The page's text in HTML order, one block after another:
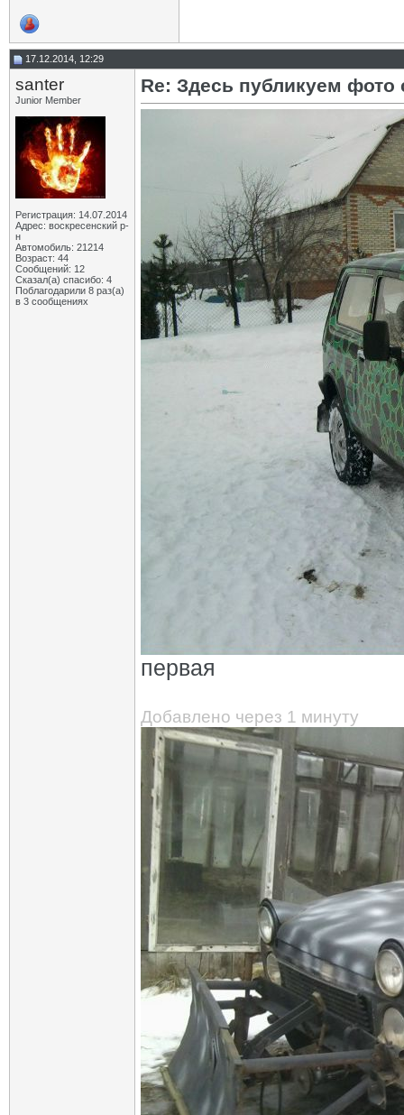
17.12.2014, 12:29
santer
Junior Member
Регистрация: 14.07.2014
Адрес: воскресенский р-
н
Автомобиль: 21214
Возраст: 44
Сообщений: 12
Сказал(а) спасибо: 4
Поблагодарили 8 раз(а)
в 3 сообщениях
Re: Здесь публикуем фото
первая
Добавлено через 1 минуту